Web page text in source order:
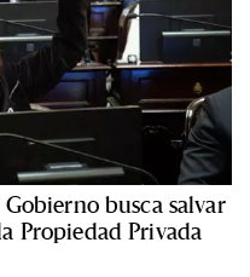
busca salvar
Propiedad Privada